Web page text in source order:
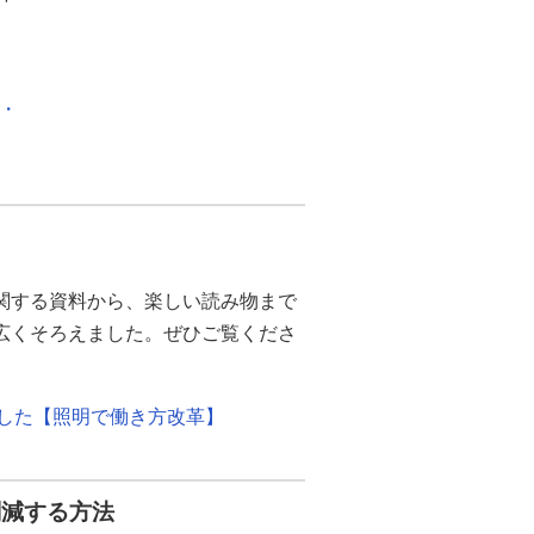
する資料から、楽しい読み物まで
そろえました。ぜひご覧くださ
た【照明で働き方改革】
する方法